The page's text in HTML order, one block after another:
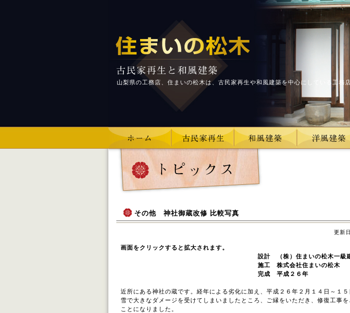
山梨県の工務店、住まいの松木は、古民家再生や和風建築を中心にしている工務店
その他 神社御蔵改修 比較写真
更新
画面をクリックすると拡大されます。
設計 （株）住まいの松木一級
施工 株式会社住まいの松木
完成 平成２６年
近所にある神社の蔵です。経年による劣化に加え、平成２６年２月１４日～１
雪で大きなダメージを受けてしまいましたところ、ご縁をいただき、修復工事を
ことになりました。